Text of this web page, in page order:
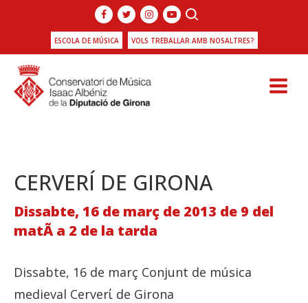
ESCOLA DE MÚSICA VOLS TREBALLAR AMB NOSALTRES?
CERVERÍ DE GIRONA
Dissabte, 16 de març de 2013 de 9 del
matÃ­ a 2 de la tarda
Dissabte, 16 de març Conjunt de música
medieval Cerverί de Girona